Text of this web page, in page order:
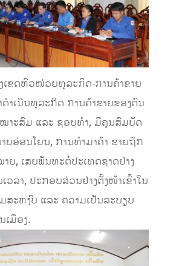
ເຂດຫົວໜ່ວຍທຸລະກິດ-ການຄ້າຂາຍ
ດໍາເນີນທຸລະກິດ ການຄ້າຂາຍຂອງຕົນ
າະສົມ ແລະ ຊອບທໍາ, ມີຄຸນສົມບັດ
ບອ່ອນໂຍນ, ການທໍາມາຄ້າ ຂາຍຖືກ
ຍ, ເສຍພັນທະຕໍ່ປະເທດຊາດຢ່າງ
ວລາ, ປະກອບສ່ວນຢ່າງຕັ້ງໜ້າເຂົ້າໃນ
ສະຫງົບ ແລະ ຄວາມເປັນລະບຽບ
ເມືອງ.